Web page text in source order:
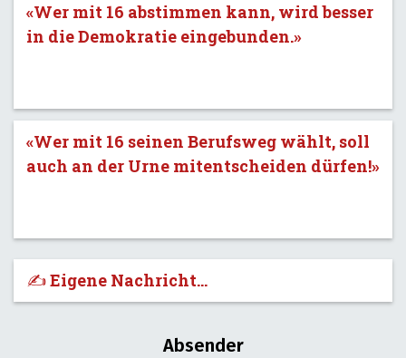
«Wer mit 16 abstimmen kann, wird besser
in die Demokratie eingebunden.»
«Wer mit 16 seinen Berufsweg wählt, soll
auch an der Urne mitentscheiden dürfen!»
✍️ Eigene Nachricht...
Absender